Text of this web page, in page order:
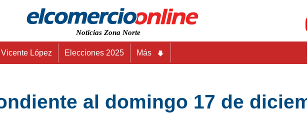
Noticias Zona Norte
Vicente López Elecciones 2025 Más
al domingo 17 de